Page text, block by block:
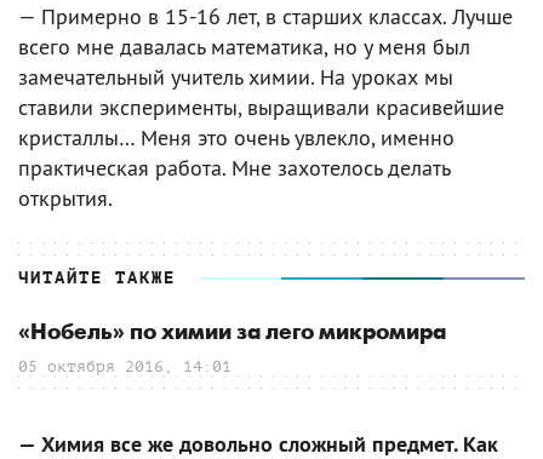
— Примерно в 15-16 лет, в старших классах. Лучше
всего мне давалась математика, но у меня был
замечательный учитель химии. На уроках мы
ставили эксперименты, выращивали красивейшие
кристаллы… Меня это очень увлекло, именно
практическая работа. Мне захотелось делать
открытия.
ЧИТАЙТЕ ТАКЖЕ
«Нобель» по химии за лего микромира
05 октября 2016, 14:01
— Химия все же довольно сложный предмет. Как